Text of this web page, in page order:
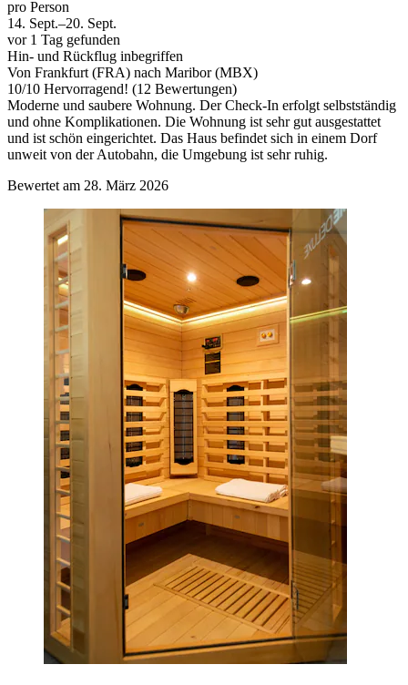
pro Person
14. Sept.–20. Sept.
vor 1 Tag gefunden
Hin- und Rückflug inbegriffen
Von Frankfurt (FRA) nach Maribor (MBX)
10/10 Hervorragend! (12 Bewertungen)
Moderne und saubere Wohnung. Der Check-In erfolgt selbstständig
und ohne Komplikationen. Die Wohnung ist sehr gut ausgestattet
und ist schön eingerichtet. Das Haus befindet sich in einem Dorf
unweit von der Autobahn, die Umgebung ist sehr ruhig.
Bewertet am 28. März 2026